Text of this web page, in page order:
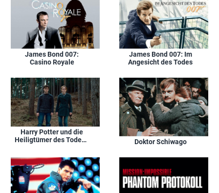
James Bond 007:
Casino Royale
James Bond 007: Im
Angesicht des Todes
Harry Potter und die
Heiligtümer des Todes -
Doktor Schiwago